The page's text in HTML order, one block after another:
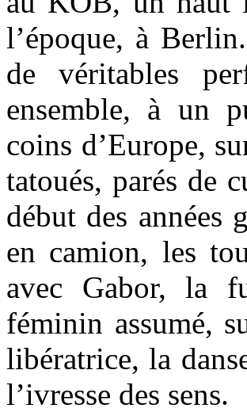
l’époque, à
de véritables
ensemble, à un
coins d’Europe,
tatoués, parés de
début des années
en camion, les
avec Gabor, la
féminin assumé,
libératrice, la
l’ivresse des sens.